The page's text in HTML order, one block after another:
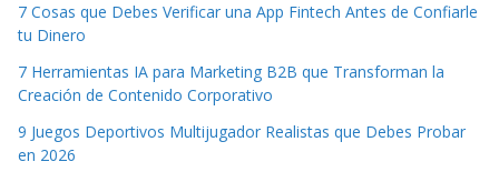
7 Cosas que Debes Verificar una App Fintech Antes de Confiarle
tu Dinero
7 Herramientas IA para Marketing B2B que Transforman la
Creación de Contenido Corporativo
9 Juegos Deportivos Multijugador Realistas que Debes Probar
en 2026